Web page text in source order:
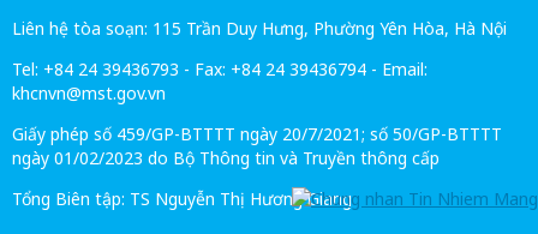
Liên hệ tòa soạn: 115 Trần Duy Hưng, Phường Yên Hòa, Hà Nội
Tel: +84 24 39436793 - Fax: +84 24 39436794 - Email:
khcnvn@mst.gov.vn
Giấy phép số 459/GP-BTTTT ngày 20/7/2021; số 50/GP-BTTTT
ngày 01/02/2023 do Bộ Thông tin và Truyền thông cấp
Tổng Biên tập: TS Nguyễn Thị Hương Giang